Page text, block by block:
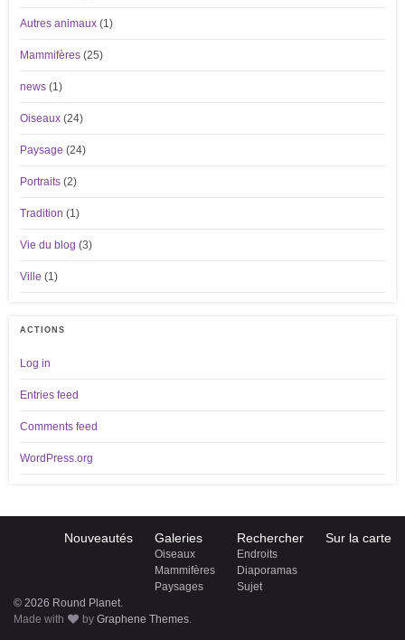
Autres animaux (1)
Mammifères (25)
news (1)
Oiseaux (24)
Paysage (24)
Portraits (2)
Tradition (1)
Vie du blog (3)
Ville (1)
ACTIONS
Log in
Entries feed
Comments feed
WordPress.org
Nouveautés Galeries
Oiseaux
Mammifères
Paysages
Rechercher
Endroits
Diaporamas
Sujet
Sur la carte
© 2026 Round Planet.
Made with
byGraphene Themes.